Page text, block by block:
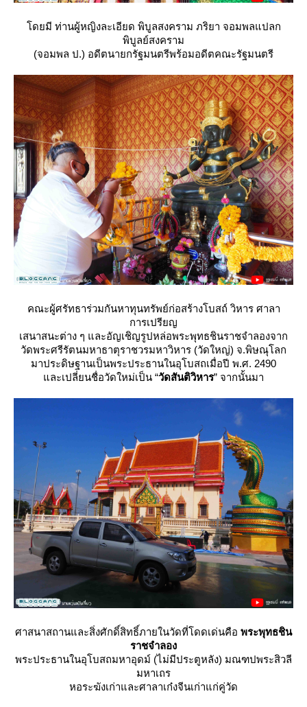
ดยมี ท่านผู้หญิงละเอียด พิบูลสงคราม ภริยา จอมพลแปลก
พิบูลย์สงคราม
(จอมพล ป.) อดีตนายกรัฐมนตรีพร้อมอดีตคณะรัฐมนตรี
คณะผู้ศรัทธาร่วมกันหาทุนทรัพย์ก่อสร้างโบสถ์ วิหาร ศาลา
การเปรียญ
เสนาสนะต่าง ๆ และอัญเชิญรูปหล่อพระพุทธชินราชจำลองจาก
วัดพระศรีรัตนมหาธาตุราชวรมหาวิหาร (วัดใหญ่) จ.พิษณุโลก
มาประดิษฐานเป็นพระประธานในอุโบสถเมื่อปี พ.ศ. 2490
ละเปลี่ยนชื่อวัดใหม่เป็น “วัดสันติวิหาร” จากนั้นมา
ศาสนาสถานและสิ่งศักดิ์สิทธิ์ภายในวัดที่โดดเด่นคือ พระพุทธชิน
ราชจำลอง
พระประธานในอุโบสถมหาอุดม์ (ไม่มีประตูหลัง) มณฑปพระสิวลี
มหาเถร
หอระฆังเก่าและศาลาเก๋งจีนเก่าแก่คู่วัด